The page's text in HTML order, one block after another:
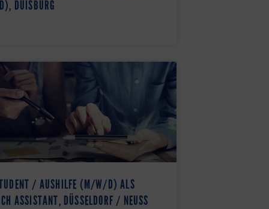
DUISBURG
/ AUSHILFE (M/W/D) ALS
ASSISTANT, DÜSSELDORF / NEUSS